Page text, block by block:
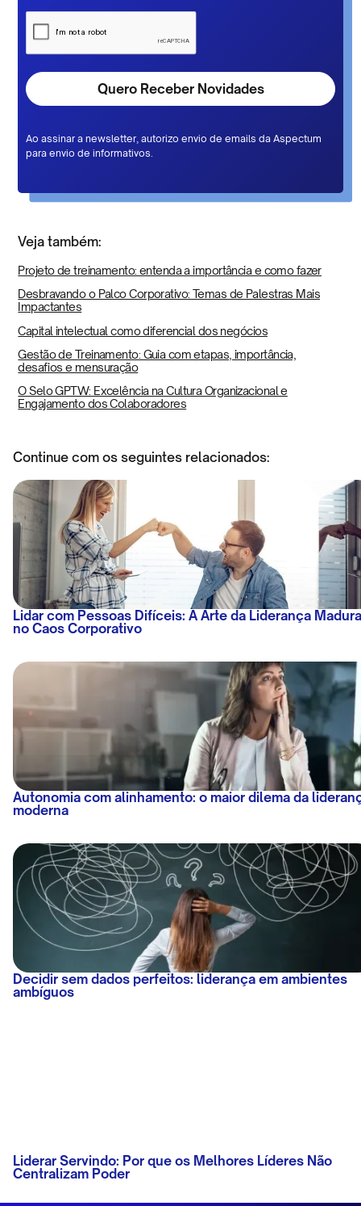
Ao assinar a newsletter, autorizo envio de emails da Aspectum
para envio de informativos.
Veja também:
Projeto de treinamento: entenda a importância e como fazer
Desbravando o Palco Corporativo: Temas de Palestras Mais
Impactantes
Capital intelectual como diferencial dos negócios
Gestão de Treinamento: Guia com etapas, importância,
desafios e mensuração
O Selo GPTW: Excelência na Cultura Organizacional e
Engajamento dos Colaboradores
Continue com os seguintes relacionados:
Lidar com Pessoas Difíceis: A Arte da Liderança Madura
no Caos Corporativo
Autonomia com alinhamento: o maior dilema da
moderna
Decidir sem dados perfeitos: liderança em ambientes
ambíguos
Liderar Servindo: Por que os Melhores Líderes Não
Centralizam Poder